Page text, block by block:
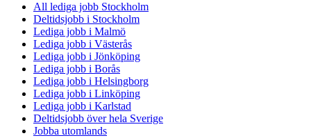
All lediga jobb Stockholm
Deltidsjobb i Stockholm
Lediga jobb i Malmö
Lediga jobb i Västerås
Lediga jobb i Jönköping
Lediga jobb i Borås
Lediga jobb i Helsingborg
Lediga jobb i Linköping
Lediga jobb i Karlstad
Deltidsjobb över hela Sverige
Jobba utomlands